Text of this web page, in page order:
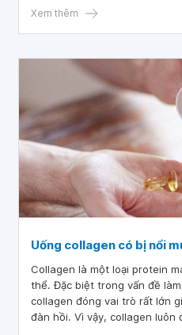
đỏ có nhiều khả năng có
Xem thêm
Uống collagen có bị nổi
Collagen là một loại protein
thể. Đặc biệt trong vấn đề
collagen đóng vai trò rất lớn
đàn hồi. Vì vậy, collagen luôn